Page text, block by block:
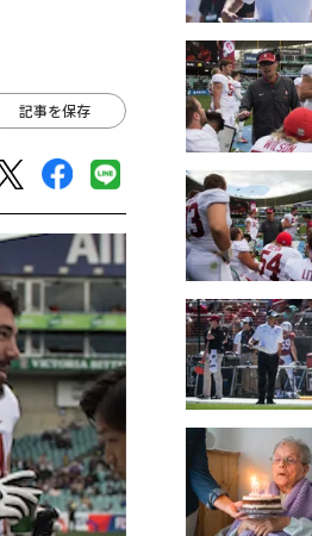
記事を保存